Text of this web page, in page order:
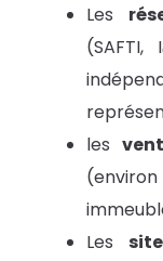
Les
les
Les